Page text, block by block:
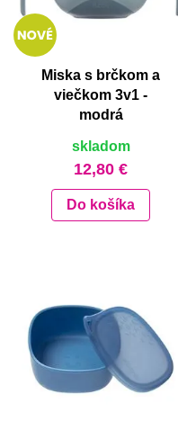
Miska s brčkom a
viečkom 3v1 -
modrá
skladom
12,80 €
Do košíka